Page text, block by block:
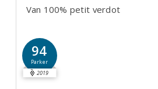
Van 100% petit verdot
94
Parker
2019